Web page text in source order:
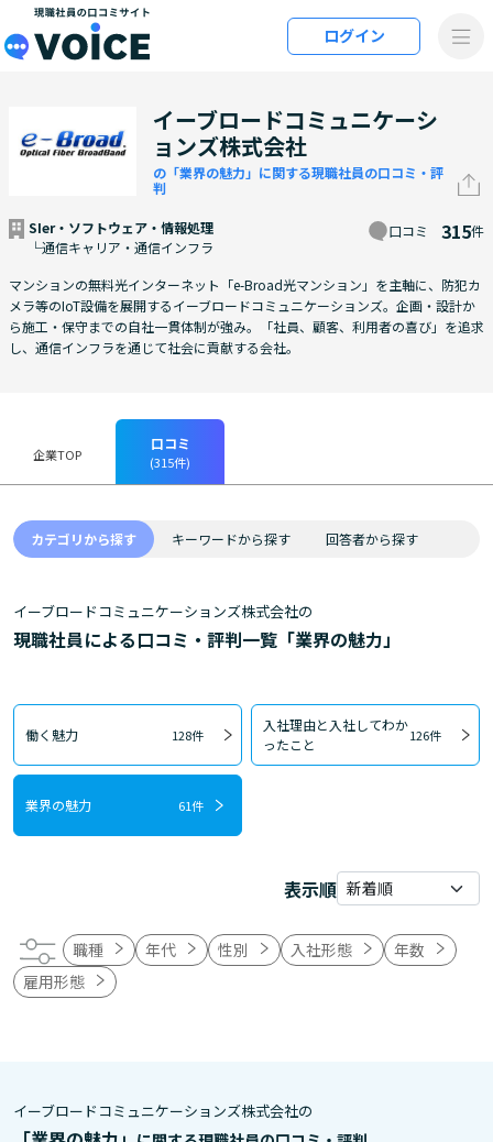
メインコンテンツにスキップ
ログイン
イーブロードコミュニケーシ
ョンズ株式会社
の「業界の魅力」に関する現職社員の口コミ・評
判
SIer・ソフトウェア・情報処理
└通信キャリア・通信インフラ
口コミ 315件
マンションの無料光インターネット「e-Broad光マンション」を主軸に、防犯カ
メラ等のIoT設備を展開するイーブロードコミュニケーションズ。企画・設計か
ら施工・保守までの自社一貫体制が強み。「社員、顧客、利用者の喜び」を追求
し、通信インフラを通じて社会に貢献する会社。
企業TOP
口コミ
(315件)
カテゴリから探す キーワードから探す 回答者から探す
イーブロードコミュニケーションズ株式会社の
現職社員による口コミ・評判一覧「業界の魅力」
働く魅力 128件
入社理由と入社してわか
ったこと
126件
業界の魅力 61件
表示順
職種 年代 性別 入社形態
年数
雇用形態
イーブロードコミュニケーションズ株式会社の